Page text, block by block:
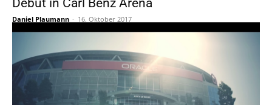
Debüt in Carl Benz Arena
Daniel Plaumann - 16. Oktober 2017